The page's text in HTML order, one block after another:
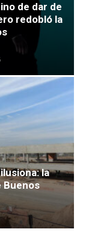
de dar de
redobló la
la
Buenos